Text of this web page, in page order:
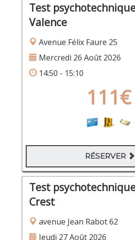
Test
Valence
Avenue Félix Faure 25
Mercredi 26 Août 2026
14:50 - 15:10
111€
RÉSERVER
Test
Crest
avenue Jean Rabot 62
Jeudi 27 Août 2026